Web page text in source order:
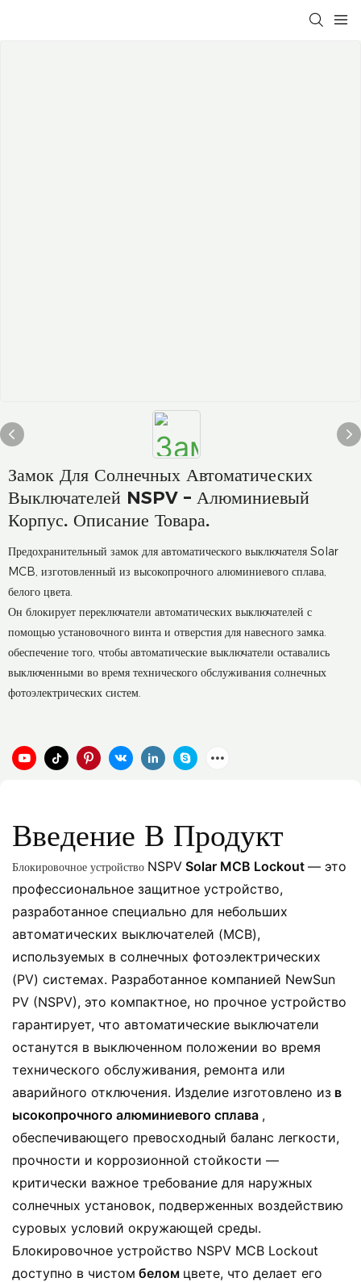
Замок Для Солнечных Автоматических
Выключателей NSPV – Алюминиевый
Корпус. Описание Товара.
Предохранительный замок для автоматического выключателя Solar
MCB, изготовленный из высокопрочного алюминиевого сплава,
белого цвета.
Он блокирует переключатели автоматических выключателей с
помощью установочного винта и отверстия для навесного замка.
обеспечение того, чтобы автоматические выключатели оставались
выключенными во время технического обслуживания солнечных
фотоэлектрических систем.
Введение В Продукт
Блокировочное устройство NSPV Solar MCB Lockout — это
профессиональное защитное устройство,
разработанное специально для небольших
автоматических выключателей (MCB),
используемых в солнечных фотоэлектрических
(PV) системах. Разработанное компанией NewSun
PV (NSPV), это компактное, но прочное устройство
гарантирует, что автоматические выключатели
останутся в выключенном положении во время
технического обслуживания, ремонта или
аварийного отключения. Изделие изготовлено из в
ысокопрочного алюминиевого сплава ,
обеспечивающего превосходный баланс легкости,
прочности и коррозионной стойкости —
критически важное требование для наружных
солнечных установок, подверженных воздействию
суровых условий окружающей среды.
Блокировочное устройство NSPV MCB Lockout
доступно в чистом белом цвете, что делает его